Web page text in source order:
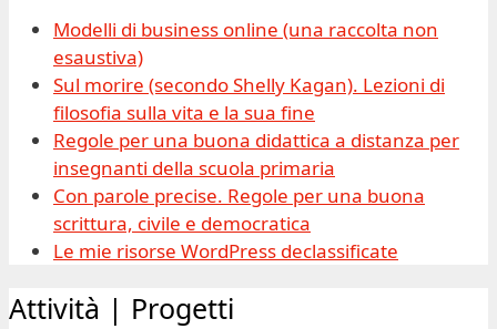
Modelli di business online (una raccolta non
esaustiva)
Sul morire (secondo Shelly Kagan). Lezioni di
filosofia sulla vita e la sua fine
Regole per una buona didattica a distanza per
insegnanti della scuola primaria
Con parole precise. Regole per una buona
scrittura, civile e democratica
Le mie risorse WordPress declassificate
Attività | Progetti